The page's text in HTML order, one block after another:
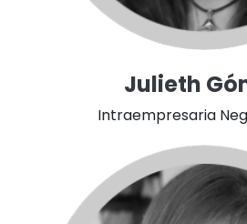
Julieth
Intraempresaria